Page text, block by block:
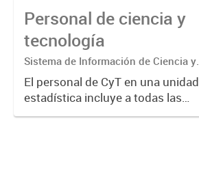
Personal de ciencia y
tecnología
Sistema de Información de Ciencia y
Tecnología Argentino (SICYTAR)
El personal de CyT en una unidad
estadística incluye a todas las
personas involucradas